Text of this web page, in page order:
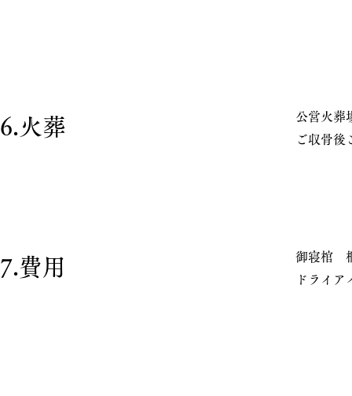
6.火葬
公営火葬
ご収骨後
7.費用
御寝棺
ドライ